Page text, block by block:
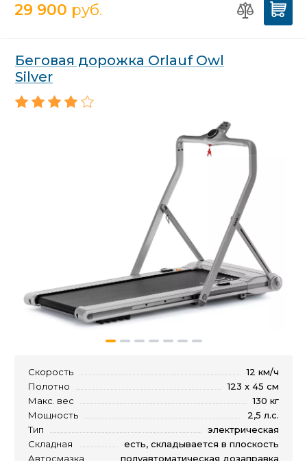
29 900 руб.
Беговая дорожка Orlauf Owl
Silver
Скорость
12 км/ч
Полотно
123 x 45 см
Макс. вес
130 кг
Мощность
2,5 л.с.
Тип
электрическая
Складная
есть, складывается в плоскость
Автосмазка
полуавтоматическая дозаправка